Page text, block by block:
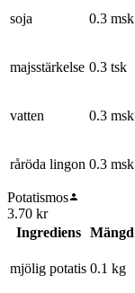
soja 0.3 msk
majsstärkelse 0.3 tsk
vatten 0.3 msk
råröda lingon 0.3 msk
Potatismos
3.70 kr
Ingrediens
Mängd
mjölig potatis 0.1 kg